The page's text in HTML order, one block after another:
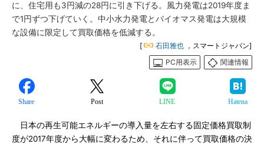
に、住宅用も3円減の28円に引き下げる。風力発電は2019年度ま
で1円ずつ下げていく。中小水力発電とバイオマス発電は大規模
な設備に限定して買取価格を低減する。
[ 石田雅也 ，スマートジャパン]
PC用表示
関連情報
Share Post LINE Hatena
日本の再生可能エネルギーの導入量を左右する固定価格買取制
度が2017年度から大幅に変わるため、それに伴って買取価格の決